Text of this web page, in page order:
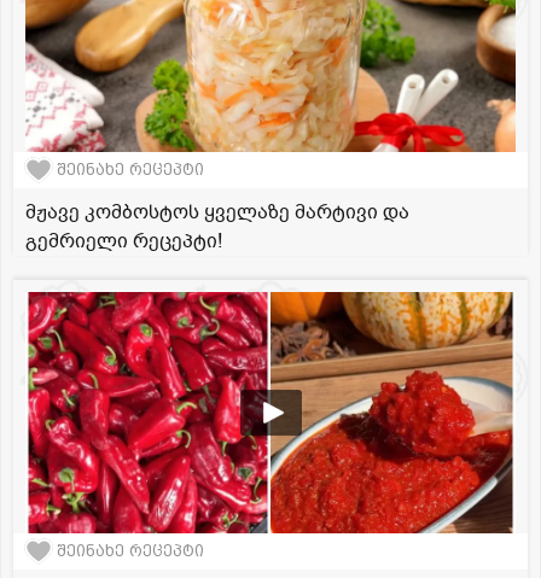
შეინახე რეცეპტი
მჟავე კომბოსტოს ყველაზე მარტივი და
გემრიელი რეცეპტი!
შეინახე რეცეპტი